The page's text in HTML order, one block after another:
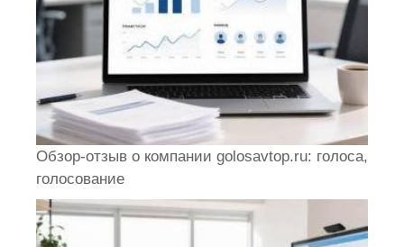
Обзор-отзыв о компании golosavtop.ru: голоса,
голосование